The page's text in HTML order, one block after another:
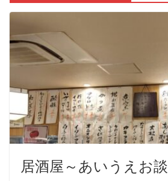
居酒屋～あいうえお談